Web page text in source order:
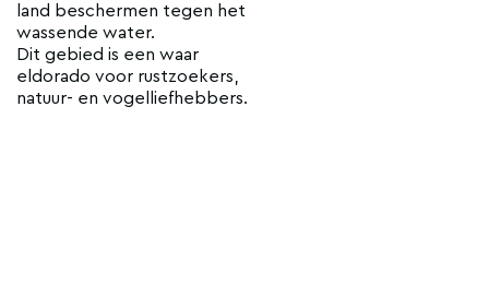
land beschermen tegen het
wassende water.
Dit gebied is een waar
eldorado voor rustzoekers,
natuur- en vogelliefhebbers.